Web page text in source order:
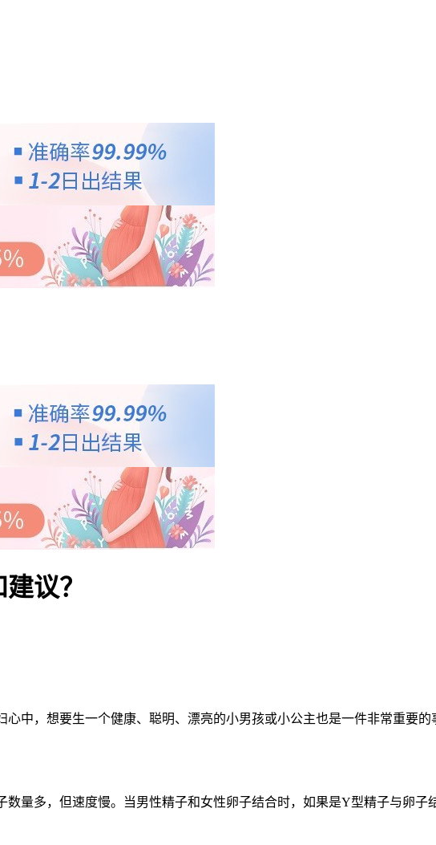
议？
，想要生一个健康、聪明、漂亮的小男孩或小公主也是一件非常重要的
多，但速度慢。当男性精子和女性卵子结合时，如果是Y型精子与卵子